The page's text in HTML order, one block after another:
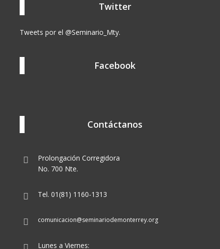
Twitter
Tweets por el @Seminario_Mty.
Facebook
Contáctanos
Prolongación Corregidora
No. 700 Nte.
Tel. 01(81) 1160-1313
comunicacion@seminariodemonterrey.org
Lunes a Viernes: